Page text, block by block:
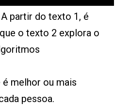
A partir do texto 1, é
o texto 2 explora o
melhor ou mais
pessoa.